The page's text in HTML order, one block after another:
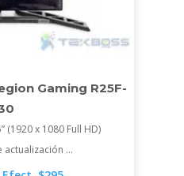
Gaming R25F-
(1920 x 1080 Full HD)
actualización ...